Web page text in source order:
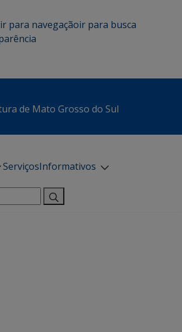
ir para navegaçãoir para busca
de Mato Grosso do Sul
ServiçosInformativos